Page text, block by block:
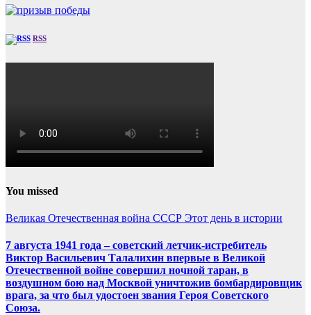
RSS
You missed
Великая Отечественная война СССР Этот день в истории
7 августа 1941 года – советский летчик-истребитель
Виктор Васильевич Талалихин впервые в Великой
Отечественной войне совершил ночной таран, в
воздушном бою над Москвой уничтожив бомбардировщик
врага, за что был удостоен звания Героя Советского
Союза.